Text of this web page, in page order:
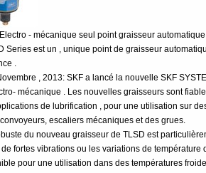
- mécanique seul point graisseur
Series est un , unique point de graisseur
.
, 2013: SKF a lancé la nouvelle SKF
mécanique . Les nouvelles graisseurs sont
de lubrification , pour une utilisation sur
escaliers mécaniques et des grues.
du nouveau graisseur de TLSD est
fortes vibrations ou les variations de
pour une utilisation dans des températures